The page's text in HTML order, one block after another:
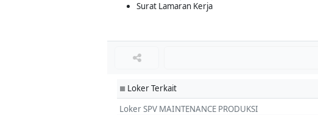
Surat Lamaran Kerja
■ Loker Terkait
Loker SPV MAINTENANCE PRODUKSI